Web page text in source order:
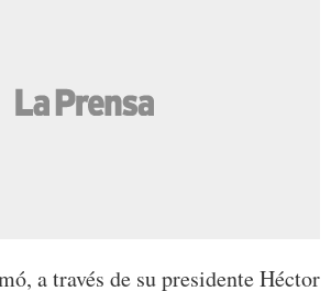
a través de su presidente Héctor